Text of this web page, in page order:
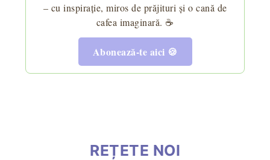
– cu inspirație, miros de prăjituri și o cană de
cafea imaginară. ☕
Abonează-te aici 🍪
REȚETE NOI